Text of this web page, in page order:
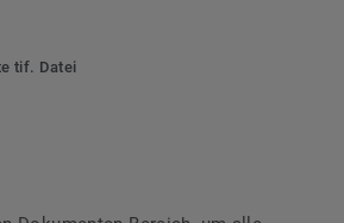
tif. Datei